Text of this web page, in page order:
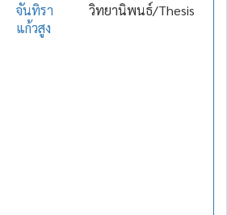
จันทิรา
แก้วสูง
วิทยานิพนธ์/Thesis